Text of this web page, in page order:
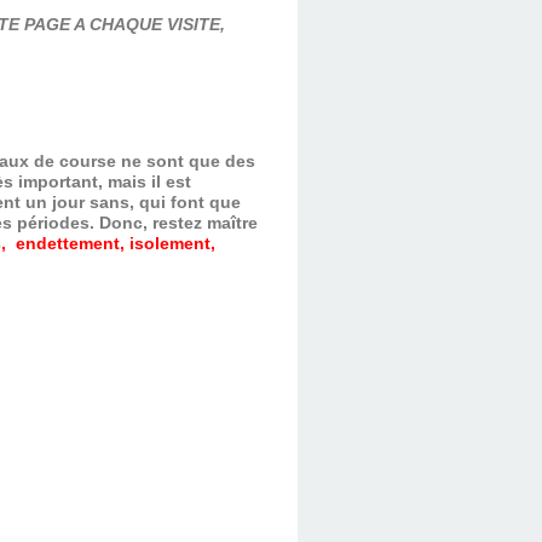
PAGE A CHAQUE VISITE,
de course ne sont que des
important, mais il est
un jour sans, qui font que
périodes. Donc, restez maître
endettement, isolement,